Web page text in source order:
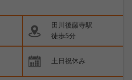
田川後藤寺駅
徒歩5分
土日祝休み